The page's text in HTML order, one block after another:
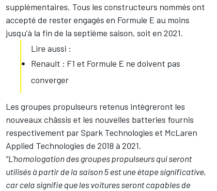
supplémentaires. Tous les constructeurs nommés ont
accepté de rester engagés en Formule E au moins
jusqu'à la fin de la septième saison, soit en 2021.
Lire aussi :
Renault : F1 et Formule E ne doivent pas
converger
Les groupes propulseurs retenus intègreront les
nouveaux châssis et les nouvelles batteries fournis
respectivement par Spark Technologies et McLaren
Applied Technologies de 2018 à 2021.
"L'homologation des groupes propulseurs qui seront
utilisés à partir de la saison 5 est une étape significative,
car cela signifie que les voitures seront capables de